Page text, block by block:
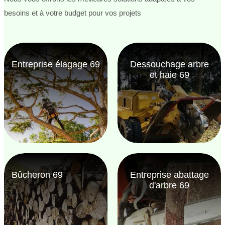
besoins et à votre budget pour vos projets
Entreprise élagage 69
Dessouchage arbre
et haie 69
Bûcheron 69
Entreprise abattage
d'arbre 69